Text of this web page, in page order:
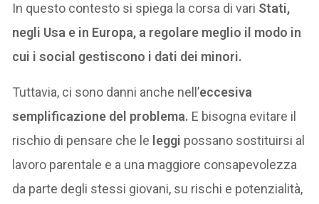
In questo contesto si spiega la corsa di vari Stati,
negli Usa e in Europa, a regolare meglio il modo in
cui i social gestiscono i dati dei minori.
Tuttavia, ci sono danni anche nell’eccesiva
semplificazione del problema. E bisogna evitare il
rischio di pensare che le leggi possano sostituirsi al
lavoro parentale e a una maggiore consapevolezza
da parte degli stessi giovani, su rischi e potenzialità,